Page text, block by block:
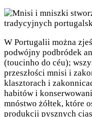
W Portugalii można
podwójny podbródek
(toucinho do céu);
przeszłości mnisi i
klasztorach i
habitów i
mnóstwo żółtek, które
produkcji pysznych